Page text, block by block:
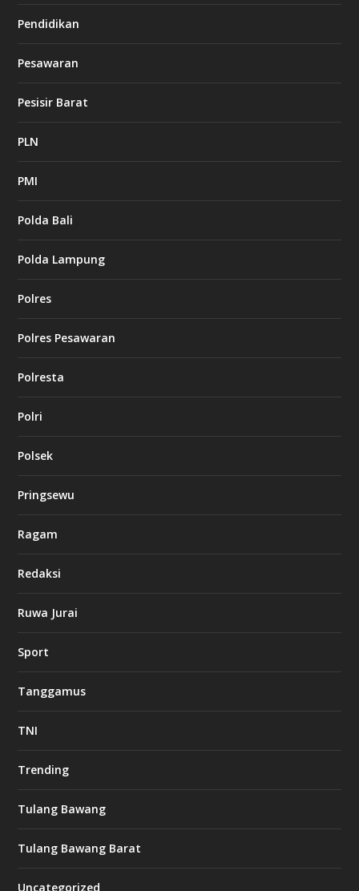
Pendidikan
Pesawaran
Pesisir Barat
PLN
PMI
Polda Bali
Polda Lampung
Polres
Polres Pesawaran
Polresta
Polri
Polsek
Pringsewu
Ragam
Redaksi
Ruwa Jurai
Sport
Tanggamus
TNI
Trending
Tulang Bawang
Tulang Bawang Barat
Uncategorized